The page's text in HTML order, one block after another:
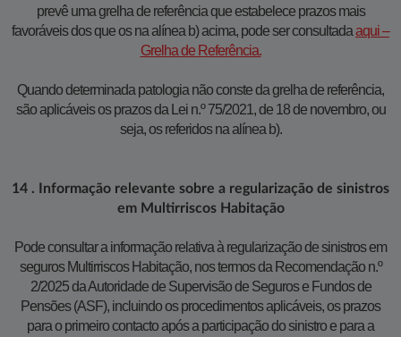
prevê uma grelha de referência que estabelece prazos mais
favoráveis dos que os na alínea b) acima, pode ser consultadaaqui –
Grelha de Referência.​
​ Quando determinada patologia não conste da grelha de referência,
são aplicáveis os prazos da Lei n.º 75/2021, de 18 de novembro, ou
seja, os referidos na alínea b).
14 . Informação relevante sobre a regularização de sinistros
em Multirriscos Habitação
Pode consultar a informação relativa à regularização de sinistros em
seguros Multirriscos Habitação, nos termos da Recomendação n.º
2/2025 da Autoridade de Supervisão de Seguros e Fundos de
Pensões (ASF), incluindo os procedimentos aplicáveis, os prazos
para o primeiro contacto após a participação do sinistro e para a